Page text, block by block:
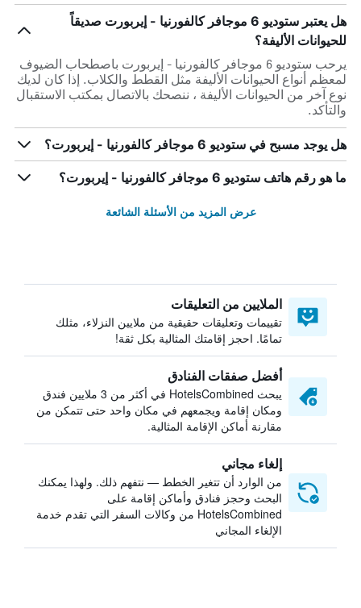
هل يعتبر ستوديو 6 موجافر كالفورنيا - إيربورت صديقاً
للحيوانات الأليفة؟
يرحب ستوديو 6 موجافر كالفورنيا - إيربورت باصطحاب الضيوف
لمعظم أنواع الحيوانات الأليفة مثل القطط والكلاب. إذا كان لديك
نوع آخر من الحيوانات الأليفة ، ننصحك بالاتصال بمكتب الاستقبال
والتأكد.
هل يوجد مسبح في ستوديو 6 موجافر كالفورنيا - إيربورت؟
ما هو رقم هاتف ستوديو 6 موجافر كالفورنيا - إيربورت؟
عرض المزيد من الأسئلة الشائعة
الملايين من التعليقات
تقييمات وتعليقات حقيقية من ملايين النزلاء، مثلك
تمامًا. احجز إقامتك المثالية بكل ثقة!
أفضل صفقات الفنادق
يبحث HotelsCombined في أكثر من 3 ملايين فندق
ومكان إقامة ويجمعهم في مكان واحد حتى تتمكن من
مقارنة أماكن الإقامة المثالية.
إلغاء مجاني
من الوارد أن تتغير الخطط — نتفهم ذلك. ولهذا يمكنك
البحث وحجز فنادق وأماكن إقامة على
HotelsCombined من وكالات السفر التي تقدم خدمة
الإلغاء المجاني